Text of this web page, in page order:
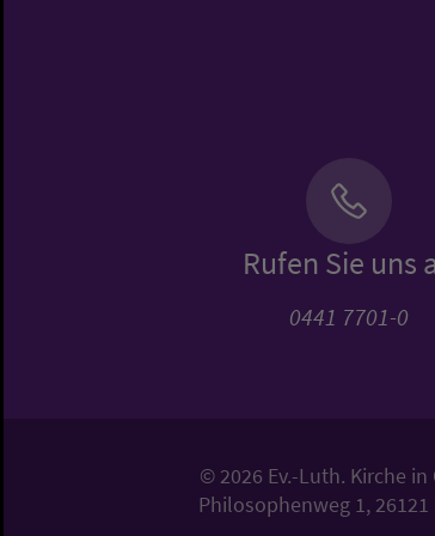
Rufen Sie uns
0441 7701-0
© 2026 Ev.-Luth. Kirche
Philosophenweg 1,